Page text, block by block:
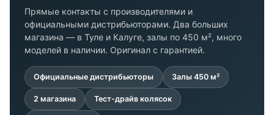
Прямые контакты с производителями и
официальными дистрибьюторами. Два больших
магазина — в Туле и Калуге, залы по 450 м², много
моделей в наличии. Оригинал с гарантией.
Официальные дистрибьюторы Залы 450 м²
2 магазина Тест-драйв колясок